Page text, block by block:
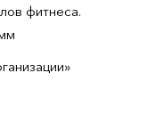
фитнеса.